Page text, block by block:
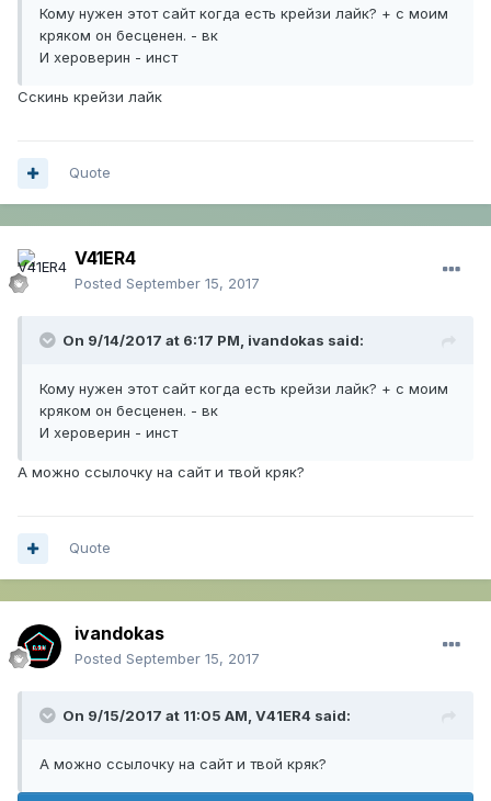
Кому нужен этот сайт когда есть крейзи лайк? + с моим
кряком он бесценен. - вк
И хероверин - инст
Сскинь крейзи лайк
Quote
V41ER4
Posted September 15, 2017
On 9/14/2017 at 6:17 PM, ivandokas said:
Кому нужен этот сайт когда есть крейзи лайк? + с моим
кряком он бесценен. - вк
И хероверин - инст
А можно ссылочку на сайт и твой кряк?
Quote
ivandokas
Posted September 15, 2017
On 9/15/2017 at 11:05 AM, V41ER4 said:
А можно ссылочку на сайт и твой кряк?